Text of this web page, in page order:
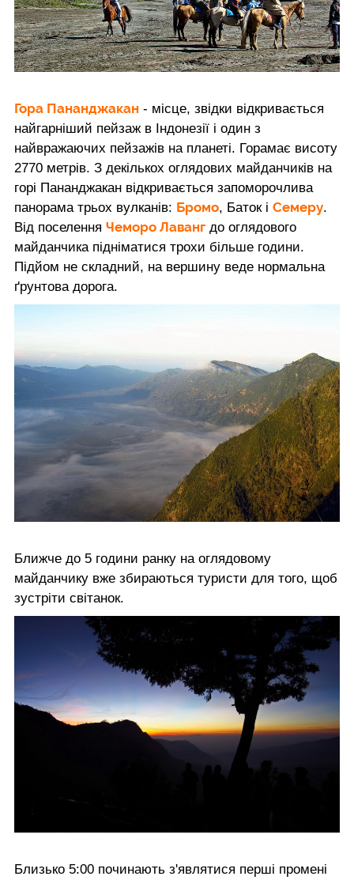
Гора Пананджакан - місце, звідки відкривається
найгарніший пейзаж в Індонезії і один з
найвражаючих пейзажів на планеті. Горамає висоту
2770 метрів. З декількох оглядових майданчиків на
горі Пананджакан відкривається запоморочлива
панорама трьох вулканів: Бромо, Баток і Семеру.
Від поселення Чеморо Лаванг до оглядового
майданчика підніматися трохи більше години.
Підйом не складний, на вершину веде нормальна
ґрунтова дорога.
Ближче до 5 години ранку на оглядовому
майданчику вже збираються туристи для того, щоб
зустріти світанок.
Близько 5:00 починають з'являтися перші промені